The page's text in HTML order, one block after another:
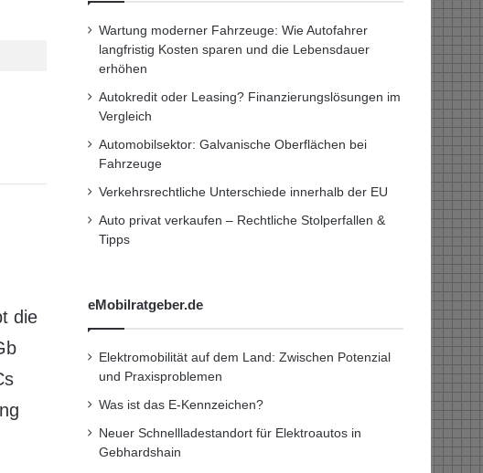
die
Wartung moderner Fahrzeuge: Wie Autofahrer
langfristig Kosten sparen und die Lebensdauer
erhöhen
Autokredit oder Leasing? Finanzierungslösungen im
Vergleich
Automobilsektor: Galvanische Oberflächen bei
Fahrzeuge
Verkehrsrechtliche Unterschiede innerhalb der EU
Auto privat verkaufen – Rechtliche Stolperfallen &
Tipps
eMobilratgeber.de
Elektromobilität auf dem Land: Zwischen Potenzial
und Praxisproblemen
Was ist das E-Kennzeichen?
Neuer Schnellladestandort für Elektroautos in
Gebhardshain